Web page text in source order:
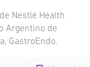
Nestlé Health
Argentino de
GastroEndo.